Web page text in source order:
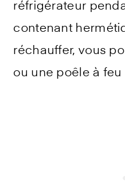
réfrigérateur
contenant
réchauffer, vous
ou une poêle à feu